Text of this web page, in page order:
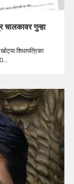
चालकावर गुन्हा
शिधापत्रिका